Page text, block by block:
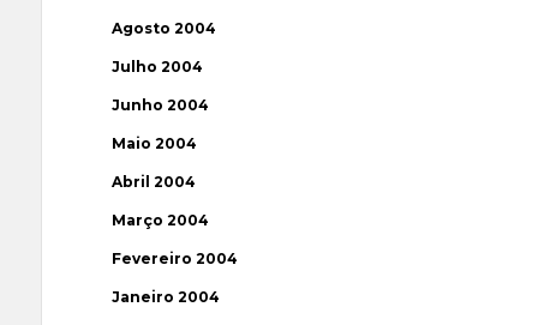
Agosto 2004
Julho 2004
Junho 2004
Maio 2004
Abril 2004
Março 2004
Fevereiro 2004
Janeiro 2004